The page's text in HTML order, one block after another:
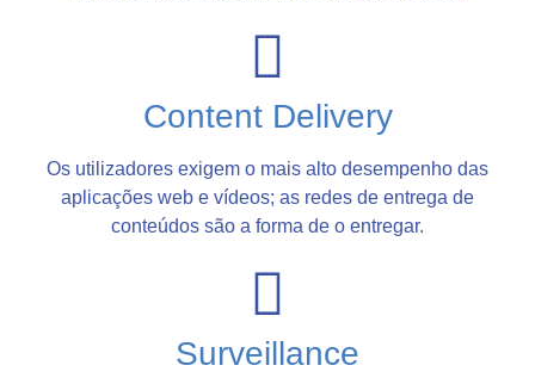
Content Delivery
Os utilizadores exigem o mais alto desempenho das
aplicações web e vídeos; as redes de entrega de
conteúdos são a forma de o entregar.
Surveillance